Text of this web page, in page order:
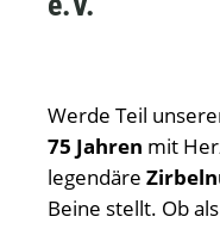
Werde Teil
75 Jahren mit
legendäre
Beine stellt. Ob